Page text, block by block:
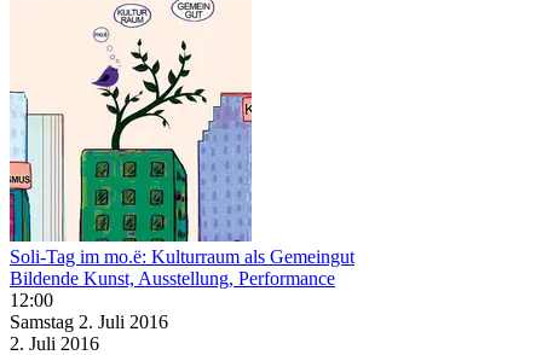
Soli-Tag im mo.ë: Kulturraum als Gemeingut
Bildende Kunst, Ausstellung, Performance
12:00
Samstag 2. Juli 2016
2. Juli 2016